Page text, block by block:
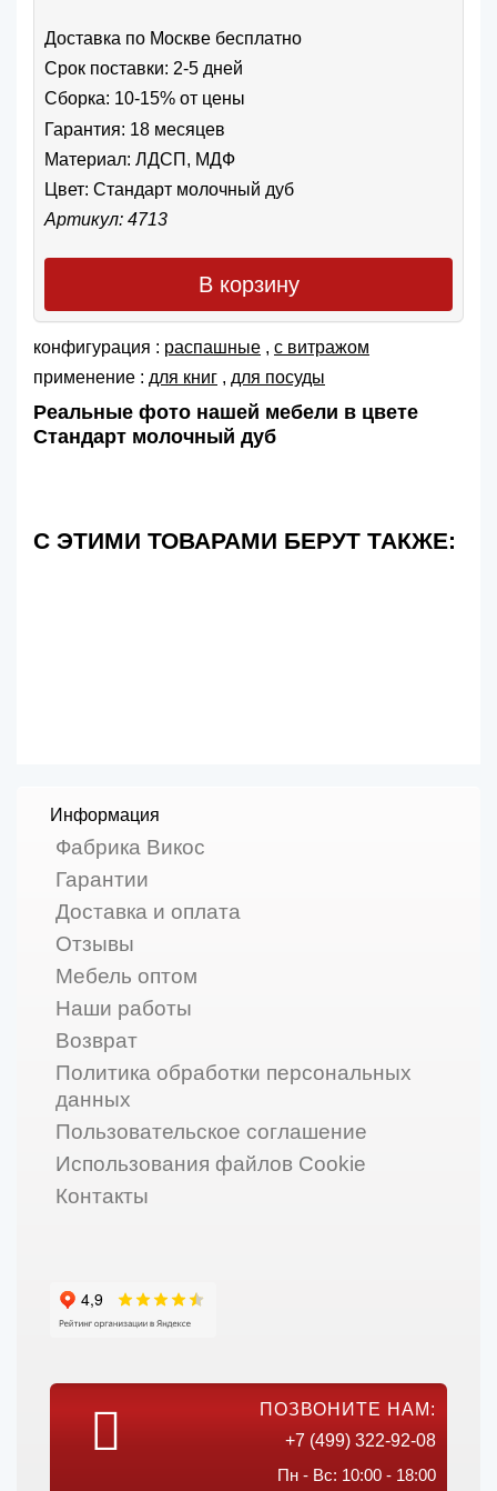
Доставка по Москве бесплатно
Срок поставки: 2-5 дней
Сборка: 10-15% от цены
Гарантия: 18 месяцев
Материал: ЛДСП, МДФ
Цвет: Стандарт молочный дуб
Артикул: 4713
В корзину
конфигурация : распашные , с витражом
применение : для книг , для посуды
Реальные фото нашей мебели в цвете
Стандарт молочный дуб
С ЭТИМИ ТОВАРАМИ БЕРУТ ТАКЖЕ:
Информация
Фабрика Викос
Гарантии
Доставка и оплата
Отзывы
Мебель оптом
Наши работы
Возврат
Политика обработки персональных
данных
Пользовательское соглашение
Использования файлов Cookie
Контакты
ПОЗВОНИТЕ НАМ:
+7 (499) 322-92-08
Пн - Вс: 10:00 - 18:00